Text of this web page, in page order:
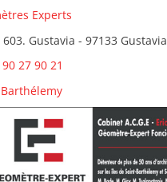
Experts
603. Gustavia - 97133 Gustavia
27 90 21